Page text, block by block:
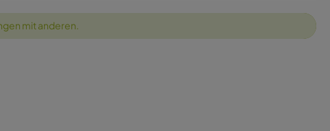
mit anderen.